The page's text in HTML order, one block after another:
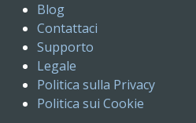
Blog
Contattaci
Supporto
Legale
Politica sulla Privacy
Politica sui Cookie